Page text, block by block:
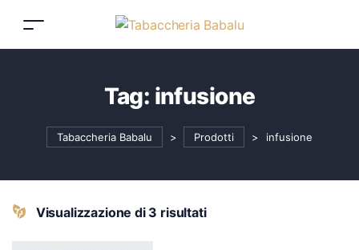
Tag: infusione
Tabaccheria Babalu > Prodotti > infusione
Visualizzazione di 3 risultati